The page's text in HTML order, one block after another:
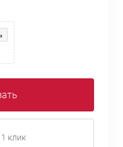
клик